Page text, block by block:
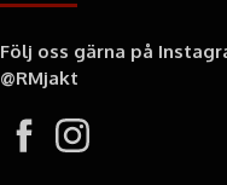
Följ oss gärna på
@RMjakt